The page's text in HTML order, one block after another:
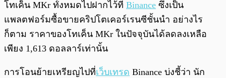
โทเค็น MKr ทั้งหมดไปฝากไว้ที่ Binance ซึ่งเป็น
แพลตฟอร์มซื้อขายคริปโตเคอร์เรนซีชั้นนำ อย่างไร
ก็ตาม ราคาของโทเค็น MKr ในปัจจุบันได้ลดลงเหลือ
เพียง 1,613 ดอลลาร์เท่านั้น
การโอนย้ายเหรียญไปที่เว็บเทรด Binance บ่งชี้ว่า นัก